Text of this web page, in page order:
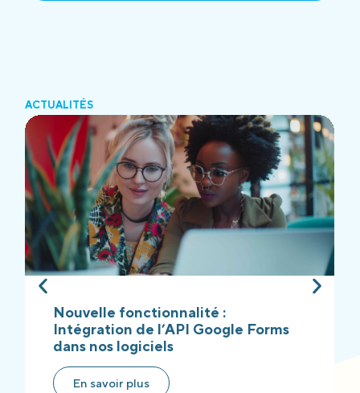
ACTUALITÉS
Nouvelle fonctionnalité :
Intégration de l’API Google Forms
dans nos logiciels
En savoir plus